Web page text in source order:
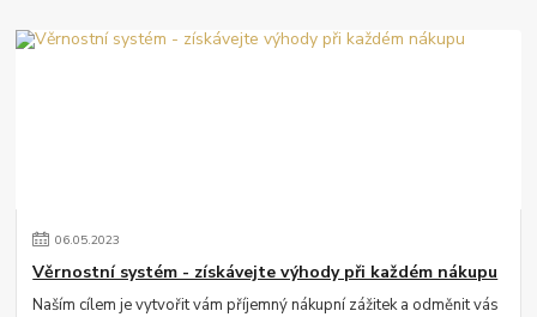
06.05.2023
Věrnostní systém - získávejte výhody při každém nákupu
Naším cílem je vytvořit vám příjemný nákupní zážitek a odměnit vás